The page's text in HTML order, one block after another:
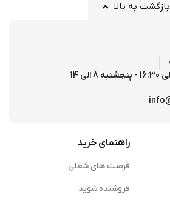
بازگشت به بالا
راهنمای خرید
فرصت های شغلی
فروشنده شوید